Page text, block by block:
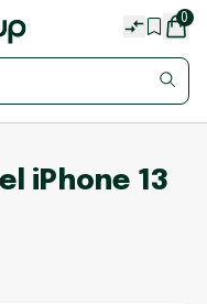
0
iPhone 13